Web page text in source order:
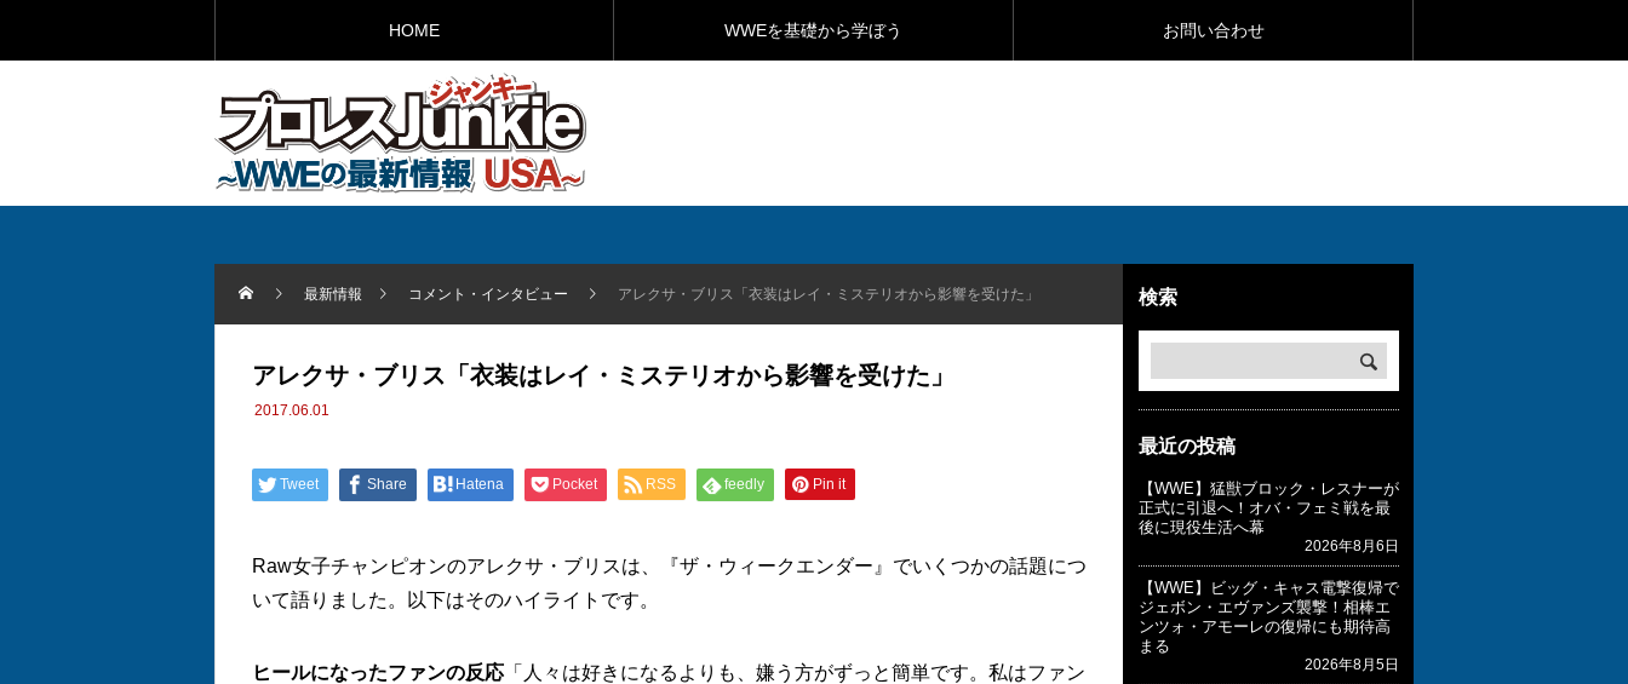
HOME WWEを基礎から学ぼう お問い合わせ
最新情報 コメント・インタビュー アレクサ・ブリス「衣装はレイ・ミステリオから影響を受けた」
アレクサ・ブリス「衣装はレイ・ミステリオから影響を受けた」
2017.06.01
Tweet Share Hatena Pocket RSS feedly Pin it
Raw女子チャンピオンのアレクサ・ブリスは、『ザ・ウィークエンダー』でいくつかの話題につ
いて語りました。以下はそのハイライトです。
ヒールになったファンの反応 「人々は好きになるよりも、嫌う方がずっと簡単です。私はファン
検索
最近の投稿
【WWE】猛獣ブロック・レスナーが
正式に引退へ！オバ・フェミ戦を最
後に現役生活へ幕
2026年8月6日
【WWE】ビッグ・キャス電撃復帰で
ジェボン・エヴァンズ襲撃！相棒エ
ンツォ・アモーレの復帰にも期待高
まる
2026年8月5日